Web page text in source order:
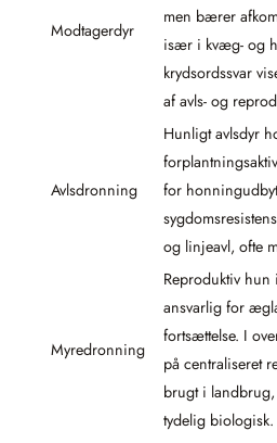
Modtagerdyr
men bærer
især i kvæg- og
krydsordssvar
af avls- og
Avlsdronning
Hunligt avlsdyr
for
og linjeavl, ofte
Myredronning
Reproduktiv
ansvarlig for
fortsættelse. I
på centraliseret
brugt i
tydelig biologisk.